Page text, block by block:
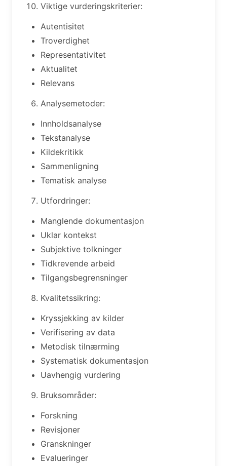
Viktige vurderingskriterier:
Autentisitet
Troverdighet
Representativitet
Aktualitet
Relevans
Analysemetoder:
Innholdsanalyse
Tekstanalyse
Kildekritikk
Sammenligning
Tematisk analyse
Utfordringer:
Manglende dokumentasjon
Uklar kontekst
Subjektive tolkninger
Tidkrevende arbeid
Tilgangsbegrensninger
Kvalitetssikring:
Kryssjekking av kilder
Verifisering av data
Metodisk tilnærming
Systematisk dokumentasjon
Uavhengig vurdering
Bruksområder:
Forskning
Revisjoner
Granskninger
Evalueringer